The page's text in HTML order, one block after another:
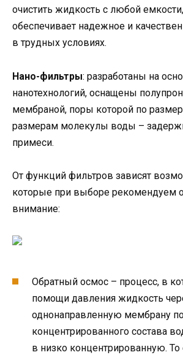
очистить жидкость с любой
обеспечивает надежное и
в трудных условиях.
Нано-фильтры: разработаны на
нанотехнологий, оснащены
мембраной, поры которой по
размерам молекулы воды –
примеси.
От функций фильтров зависят
которые при выборе рекомендуем
внимание:
Обратный осмос – процесс, в
помощи давления жидкость
однонаправленную мембрану
концентрированного состава
в низко концентрированную.